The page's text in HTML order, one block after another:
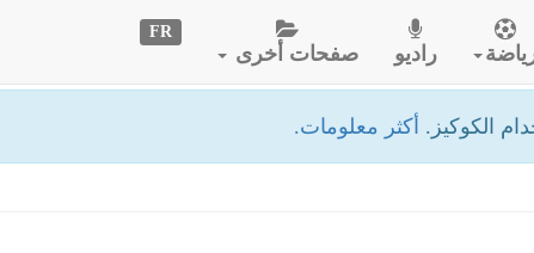
الكوكيز. أكثر معلومات.
راديو صفحات أخرى
FR